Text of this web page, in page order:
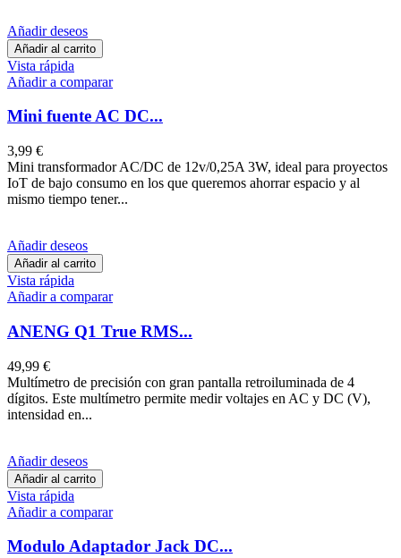
Añadir deseos
Añadir al carrito
Vista rápida
Añadir a comparar
Mini fuente AC DC...
3,99 €
Mini transformador AC/DC de 12v/0,25A 3W, ideal para proyectos
IoT de bajo consumo en los que queremos ahorrar espacio y al
mismo tiempo tener...
Añadir deseos
Añadir al carrito
Vista rápida
Añadir a comparar
ANENG Q1 True RMS...
49,99 €
Multímetro de precisión con gran pantalla retroiluminada de 4
dígitos. Este multímetro permite medir voltajes en AC y DC (V),
intensidad en...
Añadir deseos
Añadir al carrito
Vista rápida
Añadir a comparar
Modulo Adaptador Jack DC...